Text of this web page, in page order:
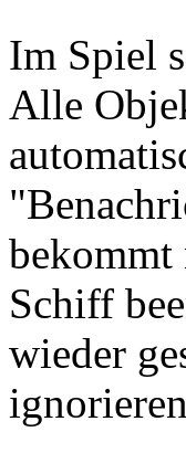
Im Spiel
Alle
bekommt
Schiff
wieder